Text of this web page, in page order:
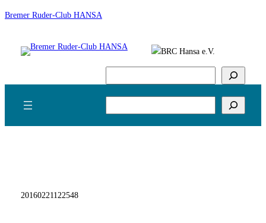
Zum
springen
Bremer Ruder-Club HANSA
20160221122548